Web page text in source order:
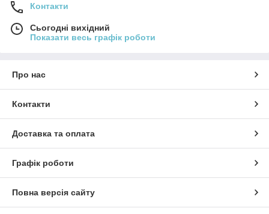
Контакти
Сьогодні вихідний
Показати весь графік роботи
Про нас
Контакти
Доставка та оплата
Графік роботи
Повна версія сайту